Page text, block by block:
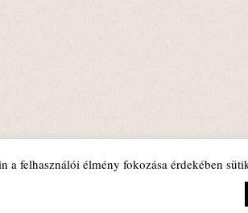
a felhasználói élmény fokozása érdekében